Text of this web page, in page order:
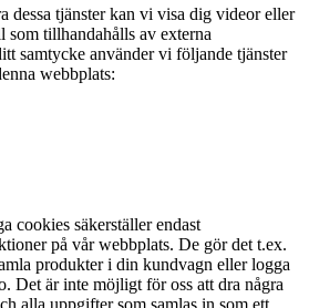
dessa tjänster kan vi visa dig videor eller
som tillhandahålls av externa
samtycke använder vi följande tjänster
webbplats:
cookies säkerställer endast
på vår webbplats. De gör det t.ex.
produkter i din kundvagn eller logga
Det är inte möjligt för oss att dra några